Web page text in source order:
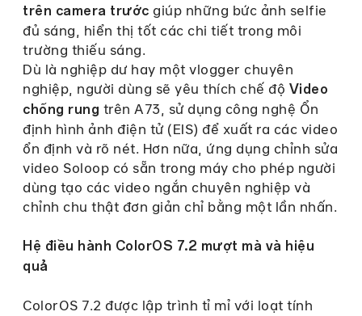
trên camera trước giúp những bức ảnh selfie
đủ sáng, hiển thị tốt các chi tiết trong môi
trường thiếu sáng.
Dù là nghiệp dư hay một vlogger chuyên
nghiệp, người dùng sẽ yêu thích chế độ Video
chống rung trên A73, sử dụng công nghệ Ổn
định hình ảnh điện tử (EIS) để xuất ra các video
ổn định và rõ nét. Hơn nữa, ứng dụng chỉnh sửa
video Soloop có sẵn trong máy cho phép người
dùng tạo các video ngắn chuyên nghiệp và
chỉnh chu thật đơn giản chỉ bằng một lần nhấn.
Hệ điều hành ColorOS 7.2 mượt mà và hiệu
quả
ColorOS 7.2 được lập trình tỉ mỉ với loạt tính